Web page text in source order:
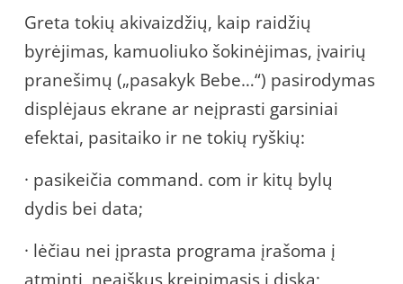
Greta tokių akivaizdžių, kaip raidžių
byrėjimas, kamuoliuko šokinėjimas, įvairių
pranešimų („pasakyk Bebe…“) pasirodymas
displėjaus ekrane ar neįprasti garsiniai
efektai, pasitaiko ir ne tokių ryškių:
· pasikeičia command. com ir kitų bylų
dydis bei data;
· lėčiau nei įprasta programa įrašoma į